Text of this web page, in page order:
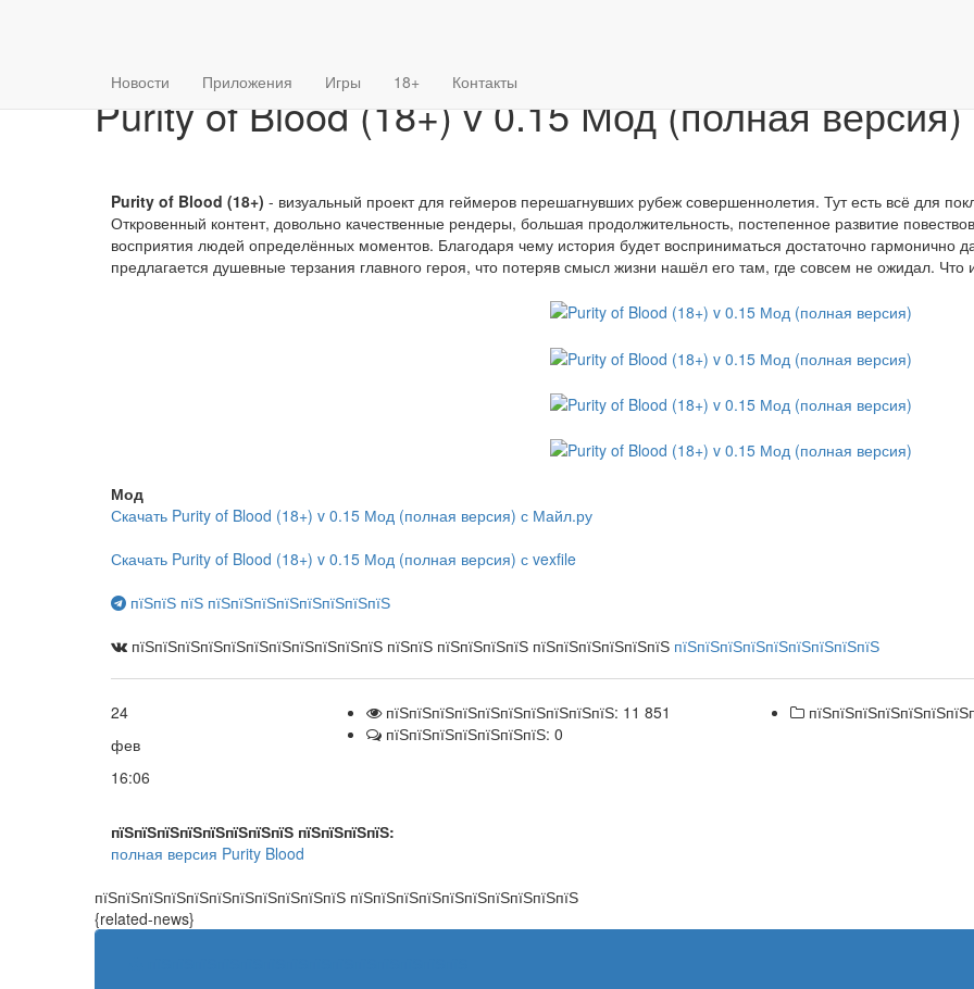
Новости Приложения Игры 18+ Контакты
Purity of Blood (18+) v 0.15 Мод (полная версия)
Purity of Blood (18+) - визуальный проект для геймеров перешагнувших рубеж совершеннолетия. Тут есть всё для
Откровенный контент, довольно качественные рендеры, большая продолжительность, постепенное развитие
восприятия людей определённых моментов. Благодаря чему история будет восприниматься достаточно
предлагается душевные терзания главного героя, что потеряв смысл жизни нашёл его там, где совсем не ожидал. Что
Мод
Скачать Purity of Blood (18+) v 0.15 Мод (полная версия) с Майл.ру
Скачать Purity of Blood (18+) v 0.15 Мод (полная версия) с vexfile
пїЅпїЅ пїЅ пїЅпїЅпїЅпїЅпїЅпїЅпїЅпїЅ
пїЅпїЅпїЅпїЅпїЅпїЅпїЅпїЅпїЅпїЅпїЅ пїЅпїЅ пїЅпїЅпїЅпїЅ пїЅпїЅпїЅпїЅпїЅпїЅ пїЅпїЅпїЅпїЅпїЅпїЅпїЅпїЅпїЅ
24
фев
16:06
пїЅпїЅпїЅпїЅпїЅпїЅпїЅпїЅпїЅпїЅ: 11 851
пїЅпїЅпїЅпїЅпїЅпїЅпїЅ: 0
пїЅпїЅпїЅпїЅпїЅпїЅпїЅпїЅ пїЅпїЅпїЅпїЅ:
полная версия Purity Blood
пїЅпїЅпїЅпїЅпїЅпїЅпїЅпїЅпїЅпїЅпїЅ пїЅпїЅпїЅпїЅпїЅпїЅпїЅпїЅпїЅпїЅ
{related-news}